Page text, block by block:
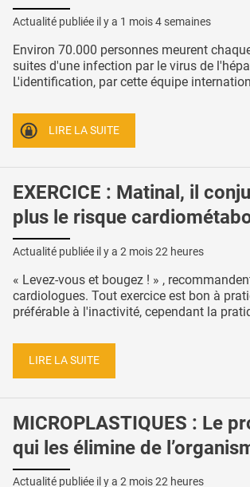
Actualité publiée il y a 1 mois 4 semaines
Environ 70.000 personnes meurent
suites d'une infection par le virus de
L'identification, par cette équipe
LIRE LA SUITE
EXERCICE : Matinal, il
plus le risque
Actualité publiée il y a 2 mois 22 heures
« Levez-vous et bougez ! » ,
cardiologues. Tout exercice est bon à
préférable à l'inactivité, cependant la
LIRE LA SUITE
MICROPLASTIQUES : Le
qui les élimine de
Actualité publiée il y a 2 mois 22 heures